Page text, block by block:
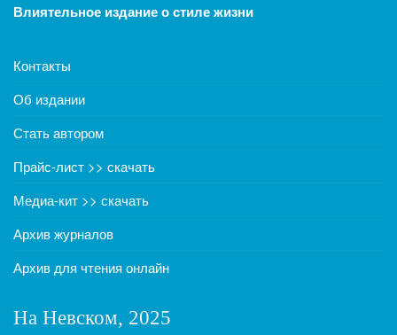
Влиятельное издание о стиле жизни
Контакты
Об издании
Стать автором
Прайс-лист >> скачать
Медиа-кит >> скачать
Архив журналов
Архив для чтения онлайн
На Невском, 2025